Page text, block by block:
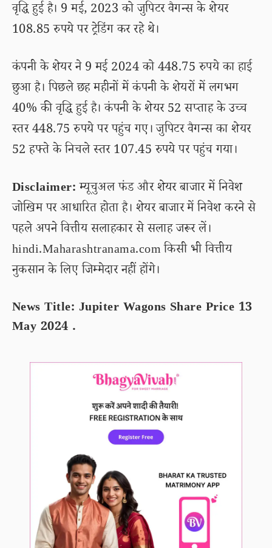
वृद्धि हुई है। 9 मई, 2023 को जुपिटर वैगन्स के शेयर
108.85 रुपये पर ट्रेडिंग कर रहे थे।
कंपनी के शेयर ने 9 मई 2024 को 448.75 रुपये का हाई
छुआ है। पिछले छह महीनों में कंपनी के शेयरों में लगभग
40% की वृद्धि हुई है। कंपनी के शेयर 52 सप्ताह के उच्च
स्तर 448.75 रुपये पर पहुंच गए। जुपिटर वैगन्स का शेयर
52 हफ्ते के निचले स्तर 107.45 रुपये पर पहुंच गया।
Disclaimer:म्यूचुअल फंड और शेयर बाजार में निवेश
जोखिम पर आधारित होता है। शेयर बाजार में निवेश करने से
पहले अपने वित्तीय सलाहकार से सलाह जरूर लें।
hindi.Maharashtranama.com किसी भी वित्तीय
नुकसान के लिए जिम्मेदार नहीं होंगे।
News Title: Jupiter Wagons Share Price 13
May 2024 .